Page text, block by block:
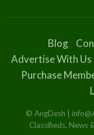
Blog
Advertise With Us
Purchase
© AngDesh |
Classifieds, News